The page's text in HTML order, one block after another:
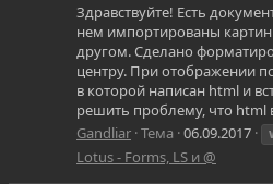
Здравствуйте! Есть
нем импортированы
другом. Сделано
центру. При отображении
в которой написан html и
решить проблему, что html
Gandliar Тема 06.09.2017
Lotus - Forms, LS и @